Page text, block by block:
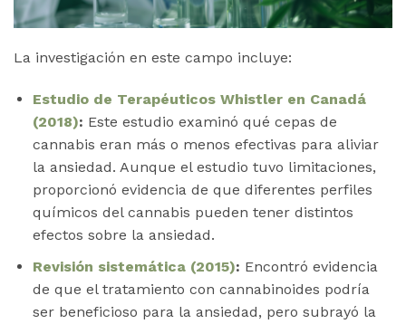
La investigación en este campo incluye:
Estudio de Terapéuticos Whistler en Canadá
(2018): Este estudio examinó qué cepas de
cannabis eran más o menos efectivas para aliviar
la ansiedad. Aunque el estudio tuvo limitaciones,
proporcionó evidencia de que diferentes perfiles
químicos del cannabis pueden tener distintos
efectos sobre la ansiedad.
Revisión sistemática (2015): Encontró evidencia
de que el tratamiento con cannabinoides podría
ser beneficioso para la ansiedad, pero subrayó la